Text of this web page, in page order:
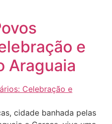
e
Araguaia
cidade banhada pelas